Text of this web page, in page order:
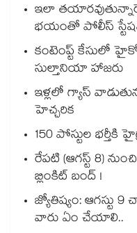
ఇలా
భయంతో పోలీస్
కంటెంప్ట్ కేసులో
సుల్తానియా హాజరు
ఇళ్లలో గ్యాస్
హెచ్చరిక
150 పోస్టుల భర్తీకి
రేపటి (ఆగస్ట్ 8)
బ్లింకిట్ బంద్ !
జ్యోతిష్యం: ఆగస్టు
వారు ఏం చేయాలి..